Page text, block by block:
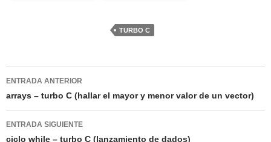
TURBO C
Navegación
de
entradas
ENTRADA ANTERIOR
arrays – turbo C (hallar el mayor y menor valor de un vector)
ENTRADA SIGUIENTE
ciclo while – turbo C (lanzamiento de dados)